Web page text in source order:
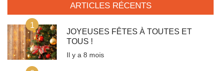
ARTICLES RÉCENTS
1
JOYEUSES FÊTES À TOUTES ET
TOUS !
Il y a 8 mois